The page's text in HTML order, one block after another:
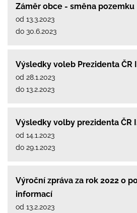
Záměr obce - směna pozemku
od 13.3.2023
do 30.6.2023
Výsledky voleb Prezidenta ČR
od 28.1.2023
do 13.2.2023
Výsledky volby prezidenta ČR
od 14.1.2023
do 29.1.2023
Výroční zpráva za rok 2022 o
informací
od 13.2.2023